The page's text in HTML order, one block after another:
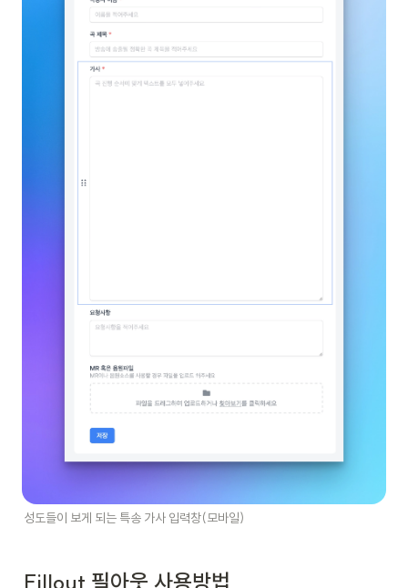
성도들이 보게 되는 특송 가사 입력창(모바일)
Fillout 필아웃 사용방법